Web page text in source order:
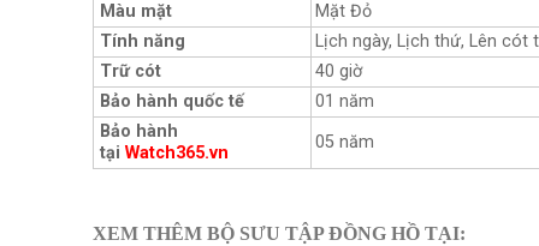
Màu mặt
Mặt Đỏ
Tính năng
Lịch ngày, Lịch thứ, Lên cót
Trữ cót
40 giờ
Bảo hành quốc tế
01 năm
Bảo hành
tại Watch365.vn
05 năm
XEM THÊM BỘ SƯU TẬP ĐỒNG HỒ TẠI: